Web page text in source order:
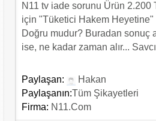
N11 tv iade sorunu Ürün 2.200
için "Tüketici Hakem Heyetine"
Doğru mudur? Buradan sonuç
ise, ne kadar zaman alır...
Paylaşan:
Hakan
Paylaşanın:Tüm Şikayetleri
Firma: N11.com